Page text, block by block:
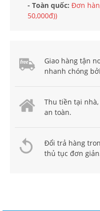
- Toàn quốc: Đơn
50,000đ))
Giao hàng tận
nhanh chóng
Thu tiền tại
an toàn.
Đổi trả hàng
thủ tục đơn